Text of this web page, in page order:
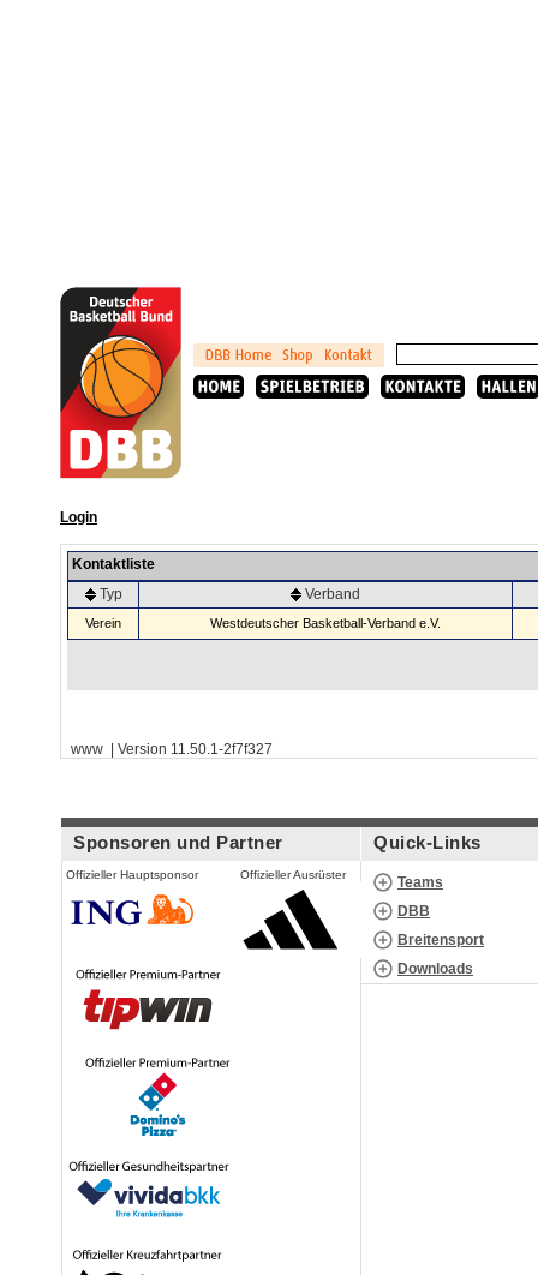
Login
Kontaktliste
Typ
Verband
Verein Westdeutscher Basketball-Verband e.V.
www | Version 11.50.1-2f7f327
Sponsoren und Partner
Offizieller Hauptsponsor Offizieller Ausrüster
Quick-Links
Teams
DBB
Breitensport
Downloads